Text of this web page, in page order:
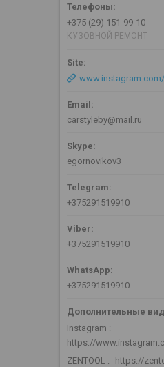
+375 (29) 151-99-10
КУЗОВНОЙ РЕМОНТ
carstyleby@mail.ru
egornovikov3
+375291519910
+375291519910
+375291519910
Instagram
https://
ZENTOOL
https://